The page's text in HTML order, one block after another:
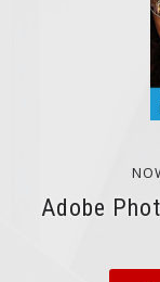
Adobe